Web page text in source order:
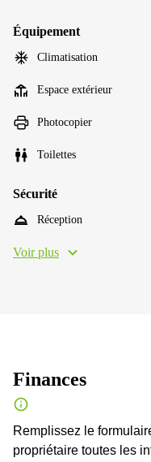
Équipement
Climatisation
Espace extérieur
Photocopier
Toilettes
Sécurité
Réception
Voir plus
Finances
Remplissez le
propriétaire toutes les